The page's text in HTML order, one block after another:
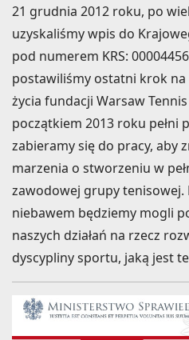
21 grudnia 2012 roku, po
uzyskaliśmy wpis do
pod numerem KRS:
postawiliśmy ostatni krok na
życia fundacji Warsaw
początkiem 2013 roku pełni
zabieramy się do pracy, aby
marzenia o stworzeniu w
zawodowej grupy tenisowej.
niebawem będziemy mogli
naszych działań na rzecz
dyscypliny sportu, jaką jest